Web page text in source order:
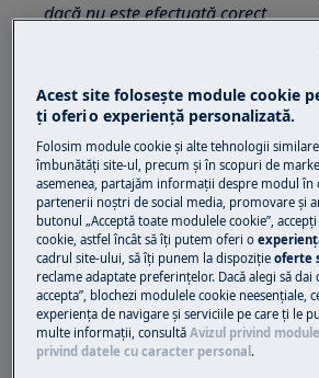
dacă nu este efectuată corect
Cum se dezasamblează și se
dozatorul de apă
Scoateți panoul de control
paragraful relevant).
Folosind o șurubelniță, împingeți
Acest site folosește module cookie
ţi oferi o experienţă personalizată.
Folosim module cookie și alte tehnologii
îmbunătăţi site-ul, precum și în scopuri de
asemenea, partajăm informaţii despre modul în
partenerii noștri de social media, promovare și
butonul „Acceptă toate modulele cookie”,
cookie, astfel încât să îţi putem oferi o
cadrul site-ului, să îţi punem la dispoziţieoferte
reclame adaptate preferinţelor. Dacă alegi să dai
accepta”, blochezi modulele cookie neesenţiale,
experienţa de navigare și serviciile pe care ţi le
multe informaţii, consultăAvizul privind
privind datele cu caracter personal .